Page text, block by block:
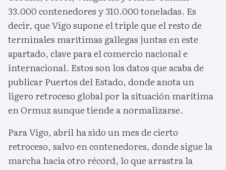
33.000 contenedores y 310.000 toneladas. Es
decir, que Vigo supone el triple que el resto de
terminales marítimas gallegas juntas en este
apartado, clave para el comercio nacional e
internacional. Estos son los datos que acaba de
publicar Puertos del Estado, donde anota un
ligero retroceso global por la situación marítima
en Ormuz aunque tiende a normalizarse.
Para Vigo, abril ha sido un mes de cierto
retroceso, salvo en contenedores, donde sigue la
marcha hacia otro récord, lo que arrastra la